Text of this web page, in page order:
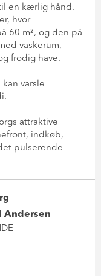
en kærlig hånd.
hvor
60 m², og den på
vaskerum,
frodig have.
varsle
attraktive
indkøb,
pulserende
Andersen